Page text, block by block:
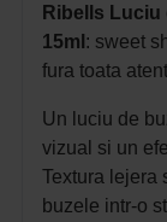
Ribells Luciu
15ml : sweet
fura toata
Un luciu de
vizual si un
Textura lejera
buzele intr-o